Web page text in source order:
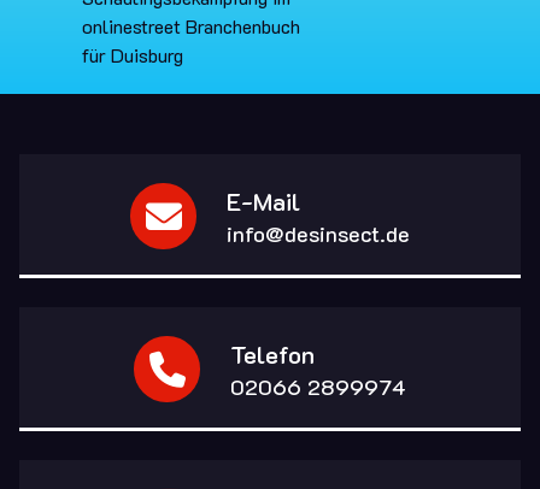
E-Mail
info@desinsect.de
Telefon
02066 2899974